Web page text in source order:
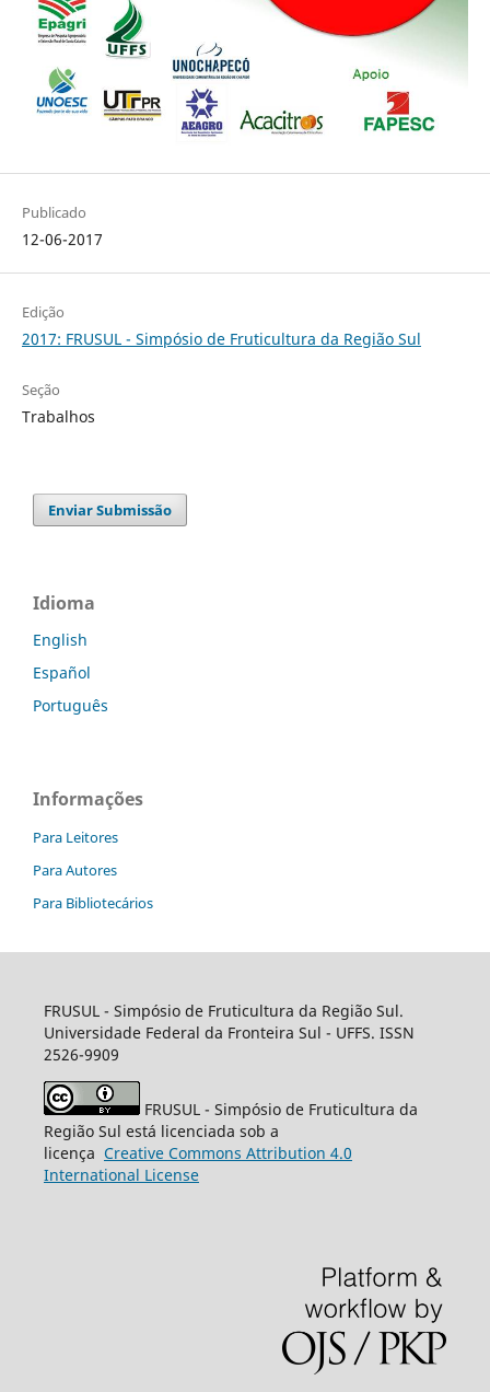
Publicado
12-06-2017
Edição
2017: FRUSUL - Simpósio de Fruticultura da Região Sul
Seção
Trabalhos
Enviar Submissão
Idioma
English
Español
Português
Informações
Para Leitores
Para Autores
Para Bibliotecários
FRUSUL - Simpósio de Fruticultura da Região Sul.
Universidade Federal da Fronteira Sul - UFFS. ISSN
2526-9909
FRUSUL - Simpósio de Fruticultura da
Região Sul está licenciada sob a
licença Creative Commons Attribution 4.0
International License